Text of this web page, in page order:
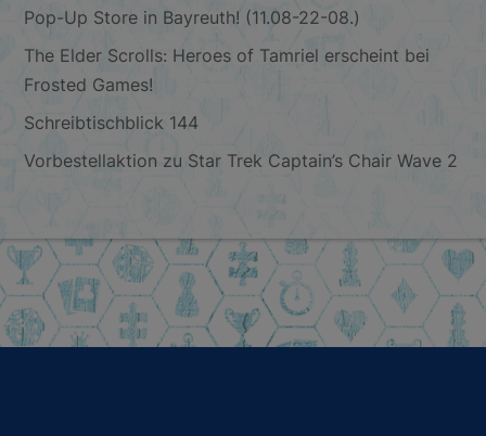
Pop-Up Store in Bayreuth! (11.08-22-08.)
The Elder Scrolls: Heroes of Tamriel erscheint bei
Frosted Games!
Schreibtischblick 144
Vorbestellaktion zu Star Trek Captain’s Chair Wave 2